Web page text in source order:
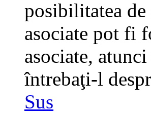
posibilitatea
asociate pot fi
asociate,
întrebaţi-l
Sus